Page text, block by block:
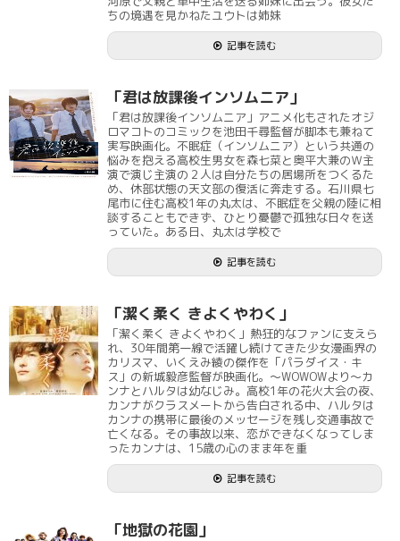
ちの境遇を見かねたユウトは姉妹
記事を読む
「君は放課後インソムニア」
「君は放課後インソムニア」アニメ化もされたオジ
ロマコトのコミックを池田千尋監督が脚本も兼ねて
実写映画化。不眠症（インソムニア）という共通の
悩みを抱える高校生男女を森七菜と奥平大兼のＷ主
演で演じ主演の２人は自分たちの居場所をつくるた
め、休部状態の天文部の復活に奔走する。石川県七
尾市に住む高校1年の丸太は、不眠症を父親の陸に相
談することもできず、ひとり憂鬱で孤独な日々を送
っていた。ある日、丸太は学校で
記事を読む
「潔く柔く きよくやわく」
「潔く柔く きよくやわく」熱狂的なファンに支えら
れ、30年間第一線で活躍し続けてきた少女漫画界の
カリスマ、いくえみ綾の傑作を「パラダイス・キ
ス」の新城毅彦監督が映画化。～WOWOWより～カ
ンナとハルタは幼なじみ。高校1年の花火大会の夜、
カンナがクラスメートから告白される中、ハルタは
カンナの携帯に最後のメッセージを残し交通事故で
亡くなる。その事故以来、恋ができなくなってしま
ったカンナは、15歳の心のまま年を重
記事を読む
「地獄の花園」